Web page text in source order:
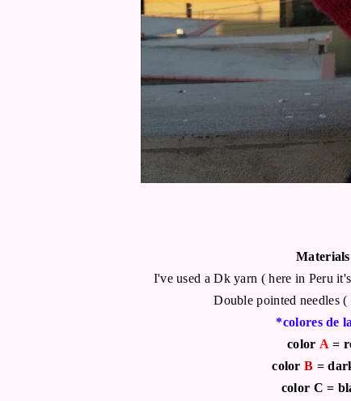
I've used a Dk yarn ( here in Peru
Double pointed needles
*colores de
color A =
colorB =
color C =